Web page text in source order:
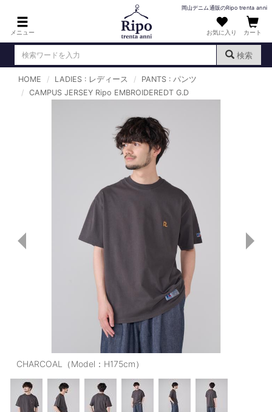
メニュー
岡山デニム通販のRipo trenta anni
お気に入り カート
検索
ログイン （新規会員登録 ）
TOPS : トップス
T-SHIRT : Tシャツ
KNIT : ニット
SHIRT : シャツ
DENIM : デニム
PANTS/SKIRT : パンツ・スカート
TOPS : トップス
OUTERS : アウター
HOME LADIES : レディース
PANTS : パンツ
CAMPUS JERSEY Ripo EMBROIDEREDT G.D
CHARCOAL（Model：H175cm）